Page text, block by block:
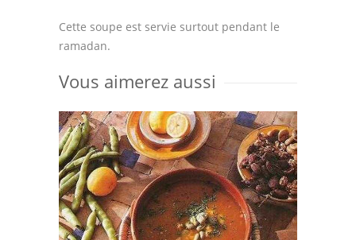
Cette soupe est servie surtout pendant le
ramadan.
Vous aimerez aussi